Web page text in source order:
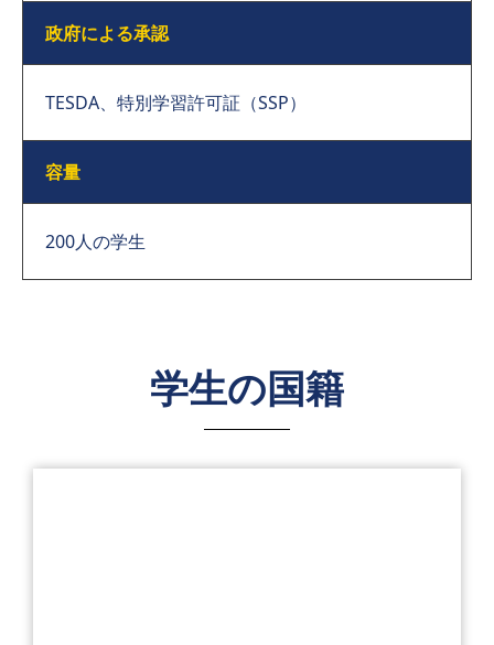
政府による承認
TESDA、特別学習許可証（SSP）
容量
200人の学生
学生の国籍